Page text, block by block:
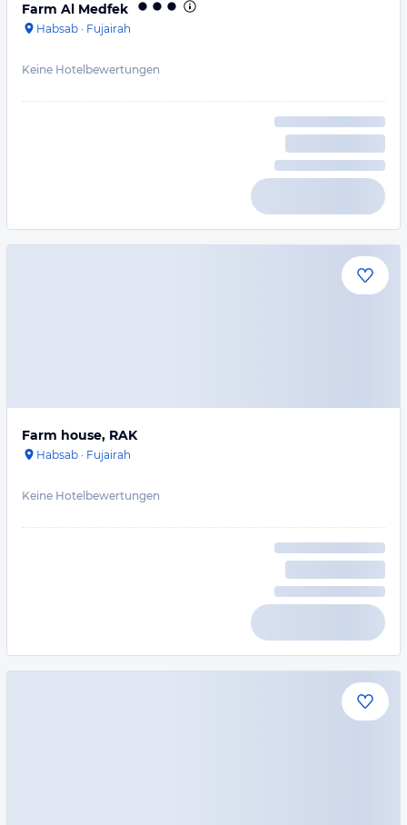
Farm Al Medfek
Habsab · Fujairah
Keine Hotelbewertungen
Farm house, RAK
Habsab · Fujairah
Keine Hotelbewertungen